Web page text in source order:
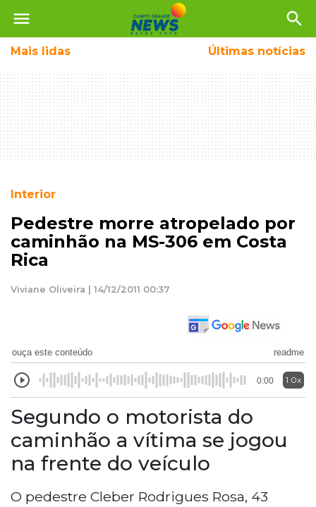
menu search
Mais lidas Últimas notícias
Interior
Pedestre morre atropelado por
caminhão na MS-306 em Costa
Rica
Viviane Oliveira | 14/12/2011 00:37
ouça este conteúdo readme
0:00 1.0x
Segundo o motorista do
caminhão a vítima se jogou
na frente do veículo
O pedestre Cleber Rodrigues Rosa, 43